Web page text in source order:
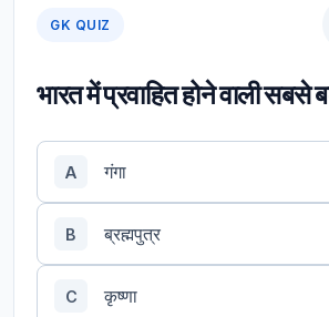
GK QUIZ
भारत में प्रवाहित होने वाली सबसे
A गंगा
B ब्रह्मपुत्र
C कृष्णा